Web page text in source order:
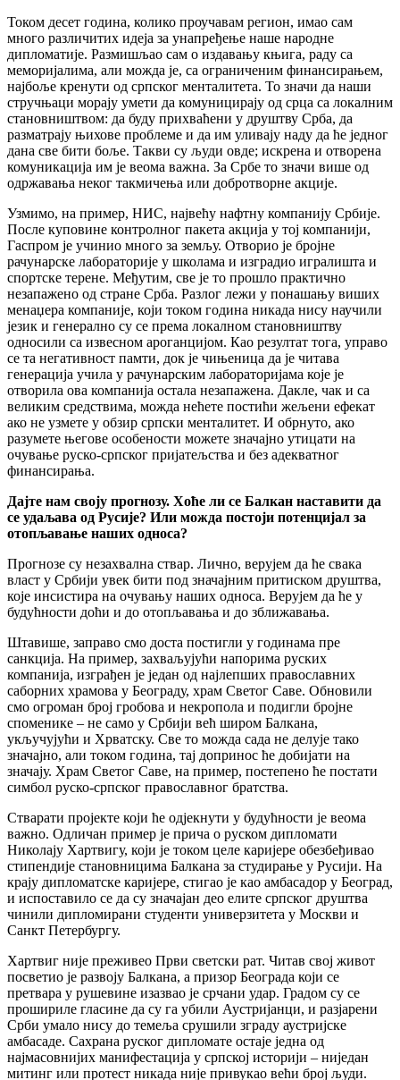
Током десет година, колико проучавам регион, имао сам
много различитих идеја за унапређење наше народне
дипломатије. Размишљао сам о издавању књига, раду са
меморијалима, али можда је, са ограниченим финансирањем,
најбоље кренути од српског менталитета. То значи да наши
стручњаци морају умети да комуницирају од срца са локалним
становништвом: да буду прихваћени у друштву Срба, да
разматрају њихове проблеме и да им уливају наду да ће једног
дана све бити боље. Такви су људи овде; искрена и отворена
комуникација им је веома важна. За Србе то значи више од
одржавања неког такмичења или добротворне акције.
Узмимо, на пример, НИС, највећу нафтну компанију Србије.
После куповине контролног пакета акција у тој компанији,
Гаспром је учинио много за земљу. Отворио је бројне
рачунарске лабораторије у школама и изградио игралишта и
спортске терене. Међутим, све је то прошло практично
незапажено од стране Срба. Разлог лежи у понашању виших
менаџера компаније, који током година никада нису научили
језик и генерално су се према локалном становништву
односили са извесном ароганцијом. Као резултат тога, управо
се та негативност памти, док је чињеница да је читава
генерација учила у рачунарским лабораторијама које је
отворила ова компанија остала незапажена. Дакле, чак и са
великим средствима, можда нећете постићи жељени ефекат
ако не узмете у обзир српски менталитет. И обрнуто, ако
разумете његове особености можете значајно утицати на
очување руско-српског пријатељства и без адекватног
финансирања.
Дајте нам своју прогнозу. Хоће ли се Балкан наставити да
се удаљава од Русије? Или можда постоји потенцијал за
отопљавање наших односа?
Прогнозе су незахвална ствар. Лично, верујем да ће свака
власт у Србији увек бити под значајним притиском друштва,
које инсистира на очувању наших односа. Верујем да ће у
будућности доћи и до отопљавања и до зближавања.
Штавише, заправо смо доста постигли у годинама пре
санкција. На пример, захваљујући напорима руских
компанија, изграђен је један од најлепших православних
саборних храмова у Београду, храм Светог Саве. Обновили
смо огроман број гробова и некропола и подигли бројне
споменике – не само у Србији већ широм Балкана,
укључујући и Хрватску. Све то можда сада не делује тако
значајно, али током година, тај допринос ће добијати на
значају. Храм Светог Саве, на пример, постепено ће постати
симбол руско-српског православног братства.
Стварати пројекте који ће одјекнути у будућности је веома
важно. Одличан пример је прича о руском дипломати
Николају Хартвигу, који је током целе каријере обезбеђивао
стипендије становницима Балкана за студирање у Русији. На
крају дипломатске каријере, стигао је као амбасадор у Београд,
и испоставило се да су значајан део елите српског друштва
чинили дипломирани студенти универзитета у Москви и
Санкт Петербургу.
Хартвиг ​​није преживео Први светски рат. Читав свој живот
посветио је развоју Балкана, а призор Београда који се
претвара у рушевине изазвао је срчани удар. Градом су се
прошириле гласине да су га убили Аустријанци, и разјарени
Срби умало нису до темеља срушили зграду аустријске
амбасаде. Сахрана руског дипломате остаје једна од
најмасовнијих манифестација у српској историји – ниједан
митинг или протест никада није привукао већи број људи.